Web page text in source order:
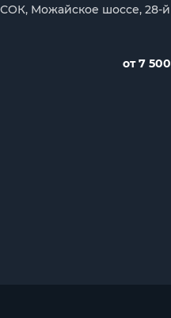
Можайское шоссе, 28-й
от 7 500